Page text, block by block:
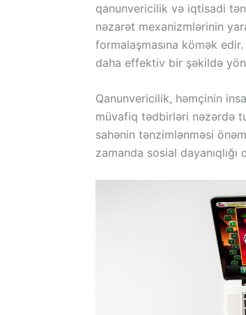
qanunvericilik və iqtisadi
nəzarət mexanizmlərinin
formalaşmasına kömək
daha effektiv bir şəkildə
Qanunvericilik, həmçinin
müvafiq tədbirləri nəzərdə
sahənin tənzimlənməsi
zamanda sosial